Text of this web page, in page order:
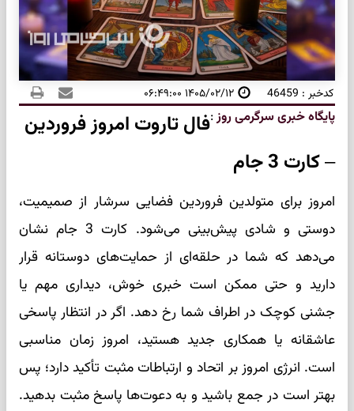
کدخبر : 46459 ۱۴۰۵/۰۲/۱۲ ۰۶:۴۹:۰۰
پایگاه خبری سرگرمی روز:فال تاروت امروز فروردین
– کارت 3 جام
امروز برای متولدین فروردین فضایی سرشار از صمیمیت،
دوستی و شادی پیش‌بینی می‌شود. کارت 3 جام نشان
می‌دهد که شما در حلقه‌ای از حمایت‌های دوستانه قرار
دارید و حتی ممکن است خبری خوش، دیداری مهم یا
جشنی کوچک در اطراف شما رخ دهد. اگر در انتظار پاسخی
عاشقانه یا همکاری جدید هستید، امروز زمان مناسبی
است. انرژی امروز بر اتحاد و ارتباطات مثبت تأکید دارد؛ پس
بهتر است در جمع باشید و به دعوت‌ها پاسخ مثبت بدهید.